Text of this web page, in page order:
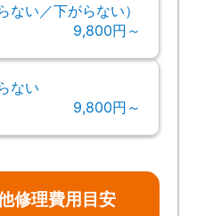
ない／下がらない）
9,800円～
ない
9,800円～
修理費用目安